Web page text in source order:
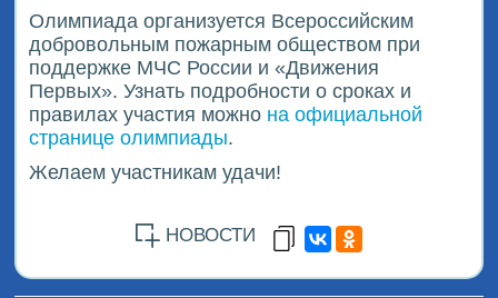
Олимпиада организуется Всероссийским
добровольным пожарным обществом при
поддержке МЧС России и «Движения
Первых». Узнать подробности о сроках и
правилах участия можно на официальной
странице олимпиады.
Желаем участникам удачи!
НОВОСТИ